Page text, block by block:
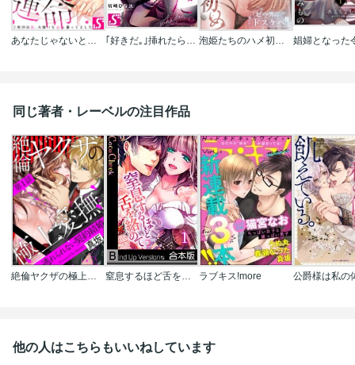
あなたじゃないと、イケない運命～ご無沙汰Ω、大嫌いなαと番ってました ｢好きだ｡｣挿れたら伝わる…堅物オトコのひたむきな最愛 泡姫たちのハメ初め～ピュア男しかいない世界で、俺だけドスケベ無双～
同じ著者・レーベルの注目作品
絶倫ヤクザの極上愛撫 逃れられない契約結婚(分冊版) 窒息するほど舌を絡めて【フルカラー】《合本版》 ラブキス!more
他の人はこちらもいいねしています